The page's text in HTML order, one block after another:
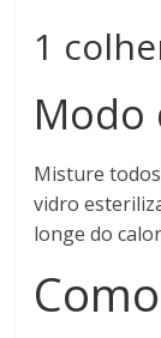
1
Modo
Misture
vidro
longe do